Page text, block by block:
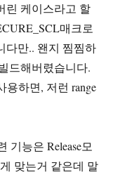
린 케이스라고 할
매크로
다만.. 왠지 찜찜하
드해버렸습니다.
용하면, 저런 range
기능은 Release모
맞는거 같은데 말